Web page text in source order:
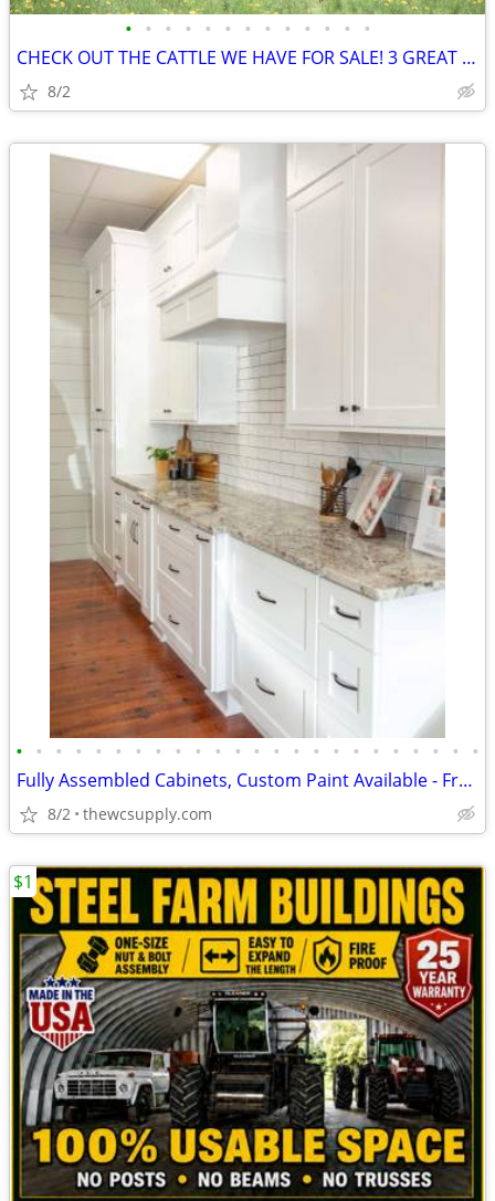
• • • • • • • • • • • • •
CHECK OUT THE CATTLE WE HAVE FOR SALE! 3 GREAT SETS!
8/2
• • • • • • • • • • • • • • • • • • • • • • • •
Fully Assembled Cabinets, Custom Paint Available - Free Kitchen Design
8/2 thewcsupply.com
$1